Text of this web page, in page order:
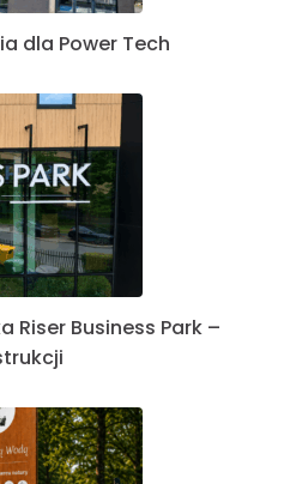
dla Power Tech
Riser Business Park –